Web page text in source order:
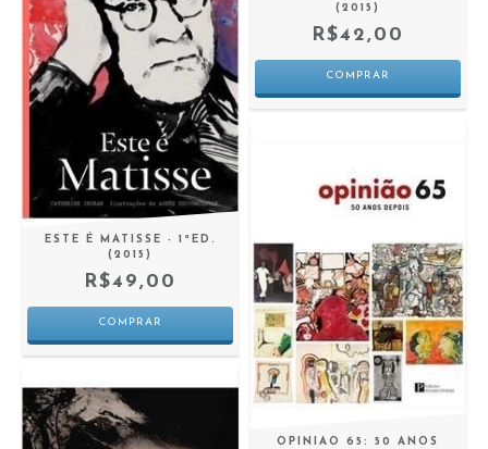
ESTE É MATISSE - 1ªED.
(2015)
R$49,00
(2015)
R$42,00
OPINIAO 65: 50 ANOS